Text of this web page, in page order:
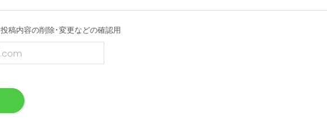
投稿内容の削除･変更などの確認用